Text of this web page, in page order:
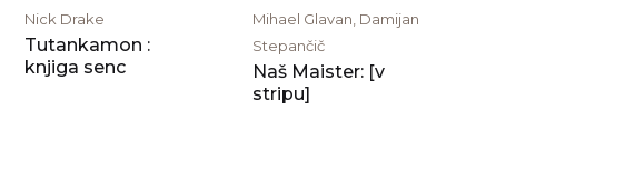
Nick Drake
Tutankamon :
knjiga senc
Mihael Glavan, Damijan
Stepančič
Naš Maister: [v
stripu]